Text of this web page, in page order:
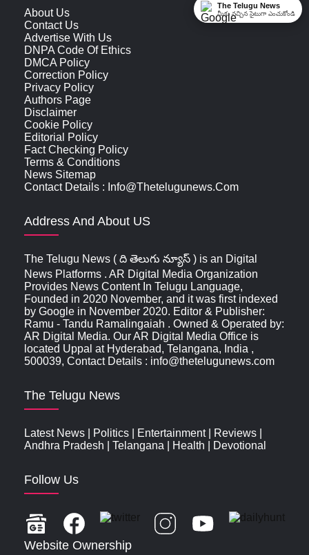
About Us
Contact Us
Advertise With Us
DNPA Code Of Ethics
DMCA Policy
Correction Policy
Privacy Policy
Authors Page
Disclaimer
Cookie Policy
Editorial Policy
Fact Checking Policy
Terms & Conditions
News Sitemap
Contact Details : Info@thetelugunews.com
Address And About US
The Telugu News ( ది తెలుగు న్యూస్‌ ) is an Digital
News Platforms . AR Digital Media Organization
Provides News Content In Telugu Language,
Founded in 2020 November, and it was first indexed
by Google in November 2020. Editor & Publisher:
Ramu - Tandu Ramalingaiah . Owned & Operated by:
AR Digital Media. Our AR Digital Media Office is
located Uppal at Hyderabad, Telangana, India ,
500039, Contact Details : info@thetelugunews.com
The Telugu News
Latest News Politics Entertainment| Reviews
Andhra Pradesh
Telangana Health Devotional
Follow Us
Website Ownership
The Telugu News
మీకు నచ్చిన సైటుగా ఎంచుకోండి